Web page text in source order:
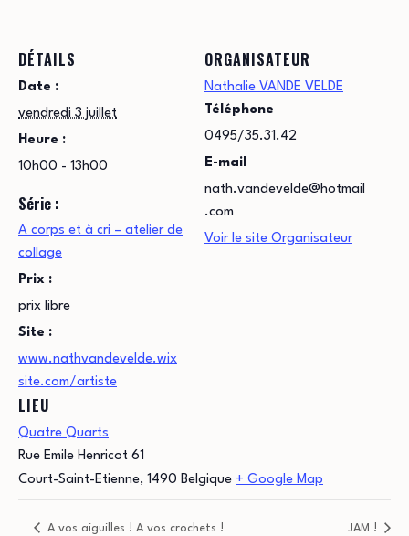
DÉTAILS
Date :
vendredi 3 juillet
Heure :
10h00 - 13h00
Série :
A corps et à cri – atelier de
collage
Prix :
prix libre
Site :
www.nathvandevelde.wix
site.com/artiste
LIEU
Quatre Quarts
Rue Emile Henricot 61
Court-Saint-Etienne, 1490 Belgique + Google Map
ORGANISATEUR
Nathalie VANDE VELDE
Téléphone
0495/35.31.42
E-mail
nath.vandevelde@hotmail
.com
Voir le site Organisateur
A vos aiguilles ! A vos crochets ! JAM !